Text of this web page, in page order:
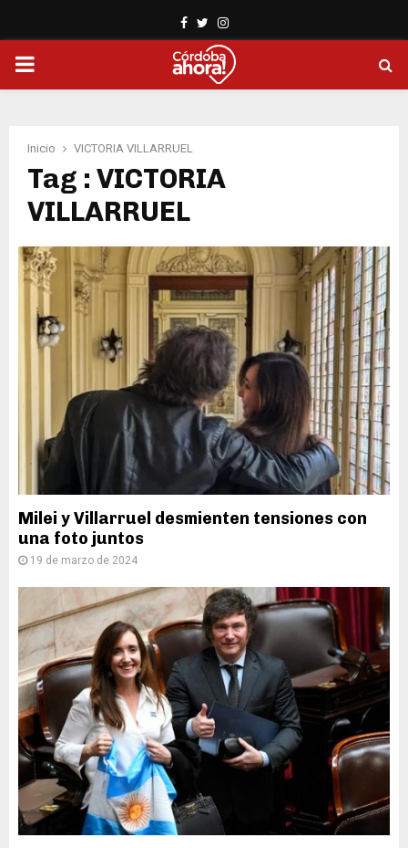
Facebook
TwitterInstagram
PRIMARY
Inicio VICTORIA VILLARRUEL
Tag : VICTORIA
VILLARRUEL
Milei y Villarruel desmienten tensiones con
una foto juntos
19 de marzo de 2024